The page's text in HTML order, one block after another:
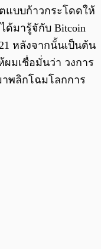
แบบก้าวกระโดดให้
ด้มารู้จักับ Bitcoin
หลังจากนั้นเป็นต้น
มเชื่อมั่นว่า วงการ
พลิกโฉมโลกการ